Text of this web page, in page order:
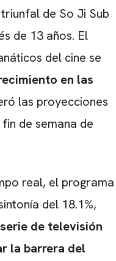
de So Ji Sub
de 13 años. El
del cine se
en las
las proyecciones
de semana de
real, el programa
del 18.1%,
de televisión
la barrera del